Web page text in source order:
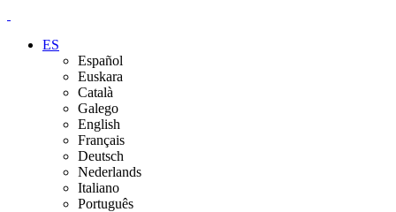
ES
Español
Euskara
Català
Galego
English
Français
Deutsch
Nederlands
Italiano
Português